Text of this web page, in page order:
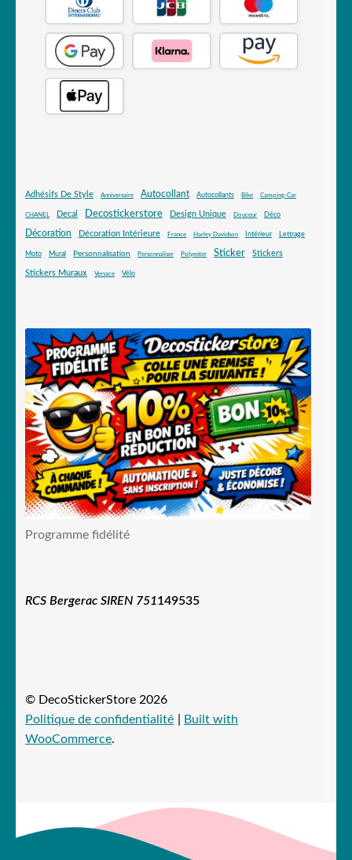
Adhésifs De Style Anniversaire Autocollant Autocollants Bike Camping-Car
CHANEL Decal Decostickerstore Design Unique Douceur Déco
Décoration Décoration Intérieure France Harley Davidson Intérieur Lettrage
Moto Mural Personnalisation Personnaliser Polyester Sticker Stickers
Stickers Muraux Versace Vélo
Programme fidélité
RCS Bergerac SIREN 751149535
© DecoStickerStore 2026
Politique de confidentialité
Built with
WooCommerce.